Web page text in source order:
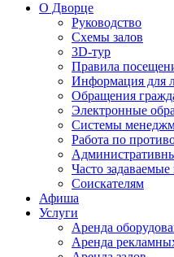
О Дворце
Руководство
Схемы залов
3D-тур
Правила
Информация для
Обращения
Электронные
Системы
Работа по
Часто
Соискателям
Афиша
Услуги
Аренда
Аренда